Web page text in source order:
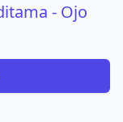
- Ojo